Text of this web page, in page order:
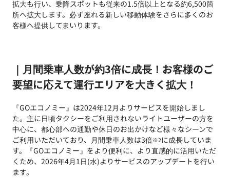
拡大も行い、乗降スポットも従来の1.5倍以上となる約6,500箇
所へ拡大します。必ず座れる新しい移動体験をさらに多くのお
客様へ提供してまいります。
｜月間乗車人数が約3倍に成長！お客様のご
要望に応えて運行エリアを大きく拡大！
『GOエコノミー』は2024年12月よりサービスを開始しまし
た。主に日頃タクシーをご利用されないライトユーザーの方を
中心に、都心部への通勤や休日のお出かけなど様々なシーンで
ご利用いただいており、月間乗車人数は3倍※2に成長していま
す。『GOエコノミー』をより便利に、より直感的に活用いただ
くため、2026年4月1日(水)よりサービスのアップデートを行い
ます。